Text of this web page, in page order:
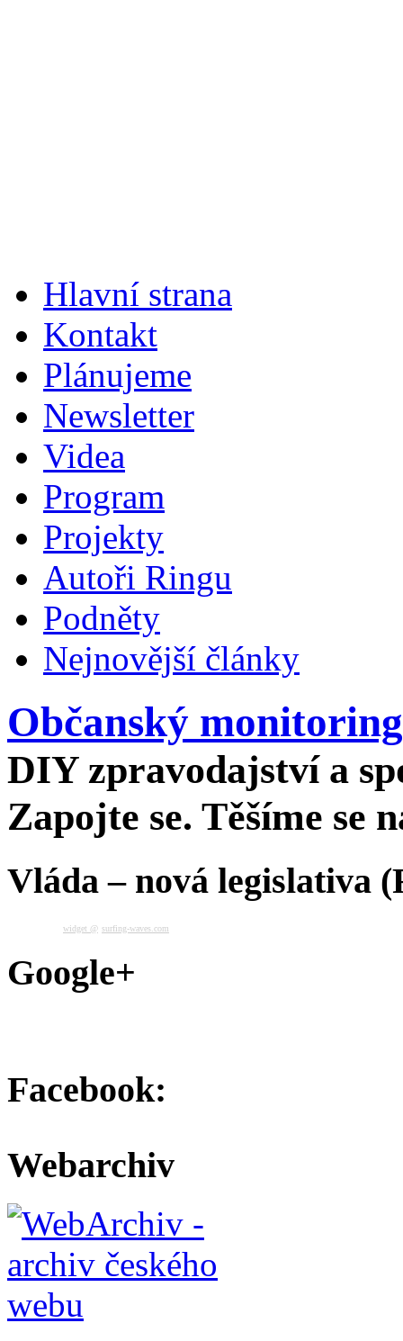
Hlavní strana
Kontakt
Plánujeme
Newsletter
Videa
Program
Projekty
Autoři Ringu
Podněty
Nejnovější články
Občanský monitoring
DIY zpravodajství a
Zapojte se. Těšíme se
Vláda – nová legislativa
widget @ surfing-waves.com
Google+
Facebook:
Webarchiv